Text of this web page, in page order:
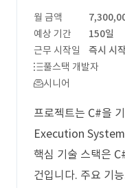
월 금액
예상 기간
150일
근무 시작일
즉시 시
풀스택 개발자
시니어
프로젝트는 C#을
Execution
핵심 기술 스택은
건입니다. 주요 기